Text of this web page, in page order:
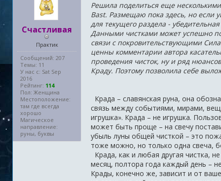
Счастливая
Практик
Сообщений: 207
Темы: 11
У нас с: Sat Sep
2016
Рейтинг: 114
Пол: Женщина
Местоположение:
там где всегда
хорошо
Магическое
направление:
руны, буквы
Решила поделиться еще
Bast. Размещаю пока здесь, но если
для текущего раздела -
Данными чистками может успешно
связи с покровительствующими
ценны комментарии автора
проведения чисток, ну и ряд
Краду. Поэтому позволила себе
Крада – славянская руна, она
связь между событиями, мирами,
игрушка». Крада – не игрушка.
может быть проще – на свечу
убыль луны общей чисткой – это
тоже можно, но только одна свеча,
Крада, как и любая другая чистка,
месяц, полтора года каждый день –
Крады, конечно же, зависит и от